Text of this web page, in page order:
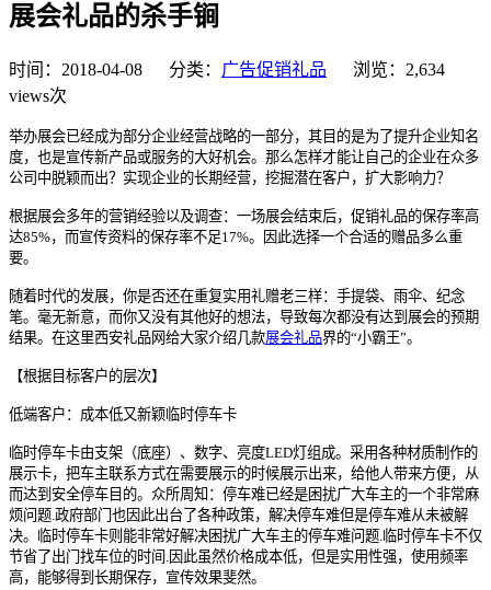
展会礼品的杀手锏
时间：2018-04-08 分类： 广告促销礼品 浏览：2,634
views次
举办展会已经成为部分企业经营战略的一部分，其目的是为了提升企业知名
度，也是宣传新产品或服务的大好机会。那么怎样才能让自己的企业在众多
公司中脱颖而出？实现企业的长期经营，挖掘潜在客户，扩大影响力？
根据展会多年的营销经验以及调查：一场展会结束后，促销礼品的保存率高
达85%，而宣传资料的保存率不足17%。因此选择一个合适的赠品多么重
要。
随着时代的发展，你是否还在重复实用礼赠老三样：手提袋、雨伞、纪念
笔。毫无新意，而你又没有其他好的想法，导致每次都没有达到展会的预期
结果。在这里西安礼品网给大家介绍几款展会礼品界的“小霸王”。
【根据目标客户的层次】
低端客户：成本低又新颖临时停车卡
临时停车卡由支架（底座）、数字、亮度LED灯组成。采用各种材质制作的
展示卡，把车主联系方式在需要展示的时候展示出来，给他人带来方便，从
而达到安全停车目的。众所周知：停车难已经是困扰广大车主的一个非常麻
烦问题.政府部门也因此出台了各种政策，解决停车难但是停车难从未被解
决。临时停车卡则能非常好解决困扰广大车主的停车难问题.临时停车卡不仅
节省了出门找车位的时间.因此虽然价格成本低，但是实用性强，使用频率
高，能够得到长期保存，宣传效果斐然。